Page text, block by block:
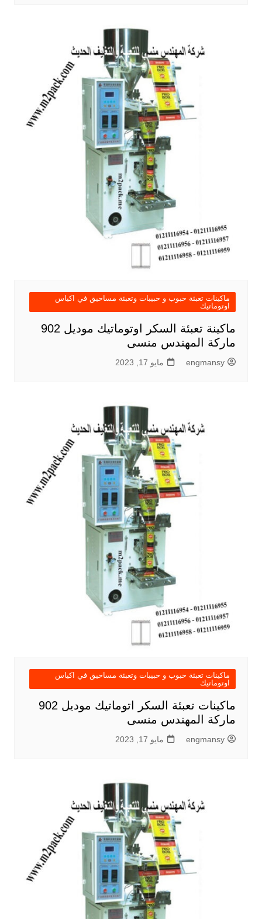
ماكينات تعبئة حبوب و حبيبات وتعبئة مساحيق في اكياس
اوتوماتيك
ماكينة تعبئة السكر اوتوماتيك موديل 902
ماركة المهندس منسى
engmansy مايو 17, 2023
ماكينات تعبئة حبوب و حبيبات وتعبئة مساحيق في اكياس
اوتوماتيك
ماكينات تعبئة السكر اتوماتيك موديل 902
ماركة المهندس منسى
engmansy مايو 17, 2023